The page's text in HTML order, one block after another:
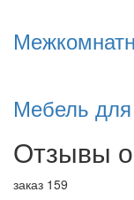
Мебель
Отзывы
заказ 159